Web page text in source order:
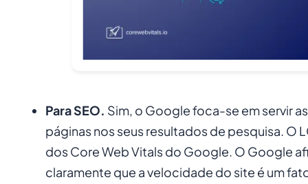
Para SEO. Sim, o Google foca-se em servir
páginas nos seus resultados de pesquisa. O
dos Core Web Vitals do Google. O Google
claramente que a velocidade do site é um